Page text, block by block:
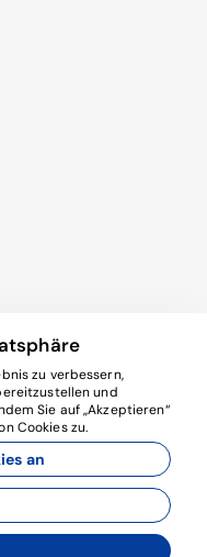
Abonnieren
vorbehalten.
zu verbessern,
und
Sie auf „Akzeptieren“
Cookies zu.
an